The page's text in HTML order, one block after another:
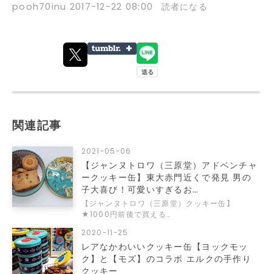
pooh70inu 2017-12-22 08:00 読者になる
関連記事
2021-05-06
【ジャンヌトロワ（三原堂）アドベンチャ
ークッキー缶】東大赤門近くで発見 男の
子大喜び！可愛いすぎるお…
【ジャンヌトロワ（三原堂）クッキー缶】
★1000円前後で買える…
2020-11-25
レアなかわいいクッキー缶【ヨックモッ
ク】と【モズ】のコラボ エルクの手作り
クッキー